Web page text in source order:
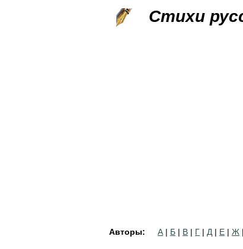
Стихи
Авторы: А | Б | В | Г | Д | Е | Ж |